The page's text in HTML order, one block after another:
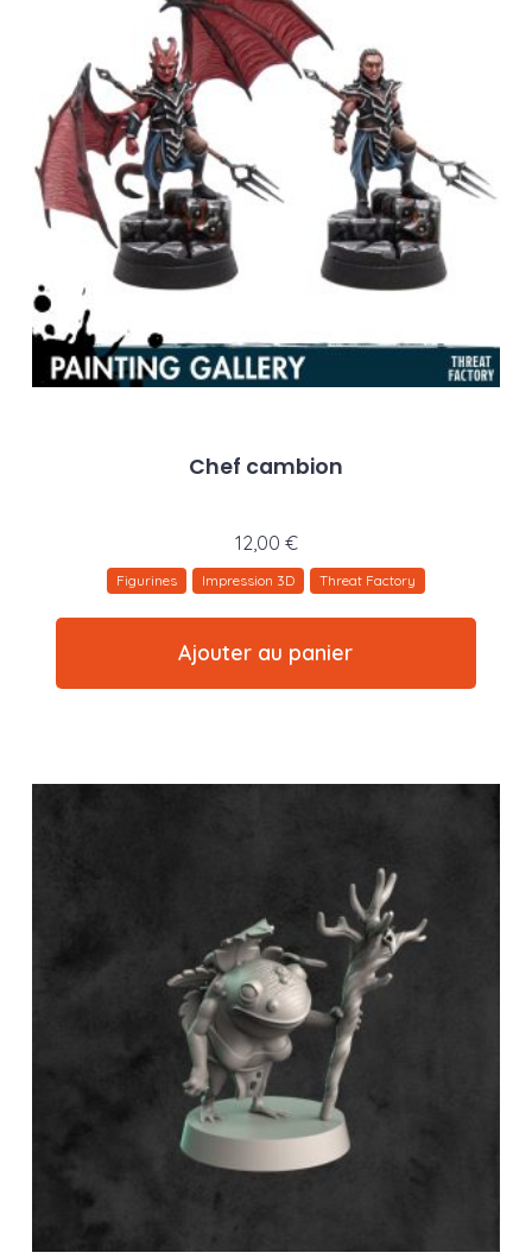
Chef cambion
12,00 €
Figurines Impression 3D Threat Factory
Ajouter au panier